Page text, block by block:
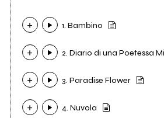
1. Bambino
2. Diario di una Poetessa
3. Paradise Flower
4. Nuvola